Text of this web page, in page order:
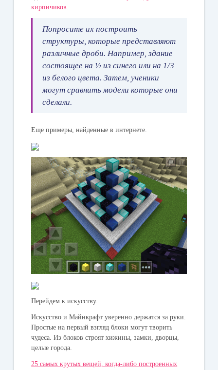
кирпичиков.
Попросите их построить
структуры, которые представляют
различные дроби. Например, здание
состоящее на ½ из синего или на 1/3
из белого цвета. Затем, ученики
могут сравнить модели которые они
сделали.
Еще примеры, найденные в интернете.
Перейдем к искусству.
Искусство и Майнкрафт уверенно держатся за руки.
Простые на первый взгляд блоки могут творить
чудеса. Из блоков строят хижины, замки, дворцы,
целые города.
25 самых крутых вещей, когда-либо построенных